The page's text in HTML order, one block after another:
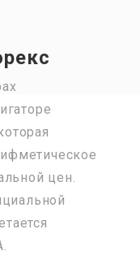
цен.